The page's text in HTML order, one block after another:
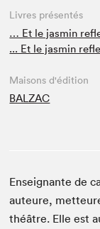
Livres présentés
… Et le jasmin
... Et le jasmin
Maisons d'édition
BALZAC
Enseignante de
auteure,
théâtre. Elle est